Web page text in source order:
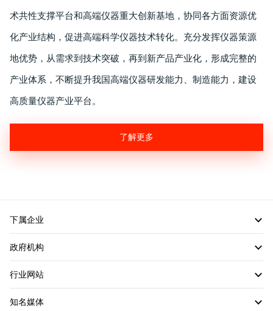
术共性支撑平台和高端仪器重大创新基地，协同各方面资源优
化产业结构，促进高端科学仪器技术转化。充分发挥仪器策源
地优势，从需求到技术突破，再到新产品产业化，形成完整的
产业体系，不断提升我国高端仪器研发能力、制造能力，建设
高质量仪器产业平台。
了解更多
下属企业
政府机构
行业网站
知名媒体